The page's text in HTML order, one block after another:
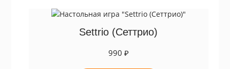
Settrio (Сеттрио)
990 ₽